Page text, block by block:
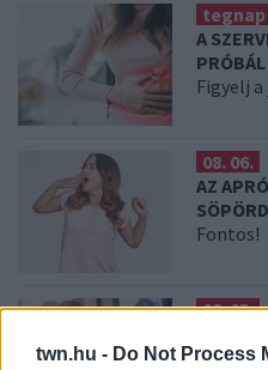
twn.hu - Do Not Process
tegnap
A
Figyelj
08. 06.
AZ
Fontos!
08. 05.
A